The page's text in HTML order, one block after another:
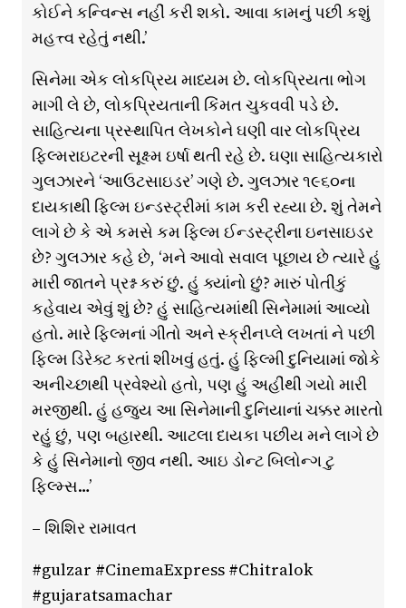
કોઈને કન્વિન્સ નહીં કરી શકો. આવા કામનું પછી કશું
મહત્ત્વ રહેતું નથી.’
સિનેમા એક લોકપ્રિય માધ્યમ છે. લોકપ્રિયતા ભોગ
માગી લે છે, લોકપ્રિયતાની કિંમત ચુકવવી પડે છે.
સાહિત્યના પ્રસ્થાપિત લેખકોને ઘણી વાર લોકપ્રિય
ફિલ્મરાઇટરની સૂક્ષ્મ ઇર્ષા થતી રહે છે. ઘણા સાહિત્યકારો
ગુલઝારને ‘આઉટસાઇડર’ ગણે છે. ગુલઝાર ૧૯૬૦ના
દાયકાથી ફિલ્મ ઇન્ડસ્ટ્રીમાં કામ કરી રહ્યા છે. શું તેમને
લાગે છે કે એ કમસે કમ ફિલ્મ ઈન્ડસ્ટ્રીના ઇનસાઇડર
છે? ગુલઝાર કહે છે, ‘મને આવો સવાલ પૂછાય છે ત્યારે હું
મારી જાતને પ્રશ્ન કરું છું. હું ક્યાંનો છું? મારું પોતીકું
કહેવાય એવું શું છે? હું સાહિત્યમાંથી સિનેમામાં આવ્યો
હતો. મારે ફિલ્મનાં ગીતો અને સ્ક્રીનપ્લે લખતાં ને પછી
ફિલ્મ ડિરેક્ટ કરતાં શીખવું હતું. હું ફિલ્મી દુનિયામાં જોકે
અનીચ્છાથી પ્રવેશ્યો હતો, પણ હું અહીંથી ગયો મારી
મરજીથી. હું હજુય આ સિનેમાની દુનિયાનાં ચક્કર મારતો
રહું છું, પણ બહારથી. આટલા દાયકા પછીય મને લાગે છે
કે હું સિનેમાનો જીવ નથી. આઇ ડોન્ટ બિલોન્ગ ટુ
ફિલ્મ્સ…’
– શિશિર રામાવત
#gulzar #CinemaExpress #Chitralok
#gujaratsamachar